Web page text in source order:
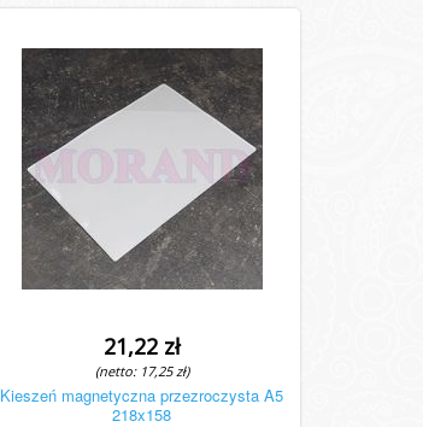
21,22 zł
(netto: 17,25 zł)
Kieszeń magnetyczna przezroczysta A5
218x158